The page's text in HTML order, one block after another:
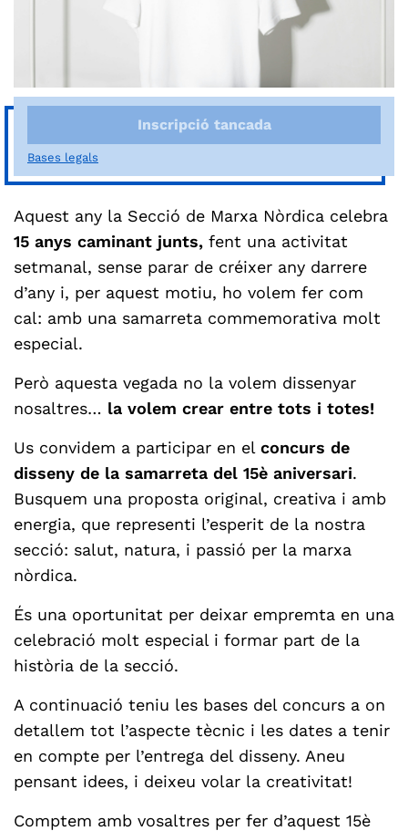
Inscripció tancada
Bases legals
Aquest any la Secció de Marxa Nòrdica celebra
15 anys caminant junts, fent una activitat
setmanal, sense parar de créixer any darrere
d’any i, per aquest motiu, ho volem fer com
cal: amb una samarreta commemorativa molt
especial.
Però aquesta vegada no la volem dissenyar
nosaltres… la volem crear entre tots i totes!
Us convidem a participar en el concurs de
disseny de la samarreta del 15è aniversari.
Busquem una proposta original, creativa i amb
energia, que representi l’esperit de la nostra
secció: salut, natura, i passió per la marxa
nòrdica.
És una oportunitat per deixar empremta en una
celebració molt especial i formar part de la
història de la secció.
A continuació teniu les bases del concurs a on
detallem tot l’aspecte tècnic i les dates a tenir
en compte per l’entrega del disseny. Aneu
pensant idees, i deixeu volar la creativitat!
Comptem amb vosaltres per fer d’aquest 15è